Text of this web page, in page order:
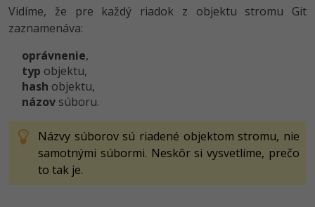
49
100644
blob
421b5695627db43c022947cfc7c0ecce6b9689be
IctDemy@DESKTOP-ADEVTG4 MINGW64
Vidíme, že pre každý riadok z objektu stromu Git
zaznamenáva:
oprávnenie,
typ objektu,
hash objektu,
názov súboru.
Názvy súborov sú riadené objektom stromu, nie
samotnými súbormi. Neskôr si vysvetlíme, prečo
to tak je.